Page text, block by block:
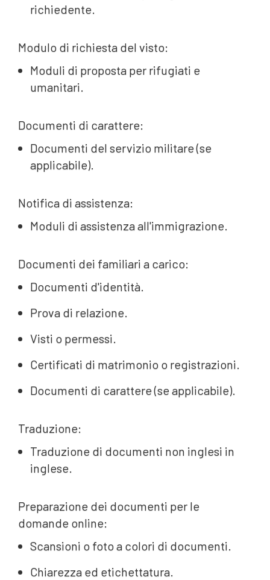
richiedente.
Modulo di richiesta del visto:
Moduli di proposta per rifugiati e
umanitari.
Documenti di carattere:
Documenti del servizio militare (se
applicabile).
Notifica di assistenza:
Moduli di assistenza all'immigrazione.
Documenti dei familiari a carico:
Documenti d'identità.
Prova di relazione.
Visti o permessi.
Certificati di matrimonio o registrazioni.
Documenti di carattere (se applicabile).
Traduzione:
Traduzione di documenti non inglesi in
inglese.
Preparazione dei documenti per le
domande online:
Scansioni o foto a colori di documenti.
Chiarezza ed etichettatura.